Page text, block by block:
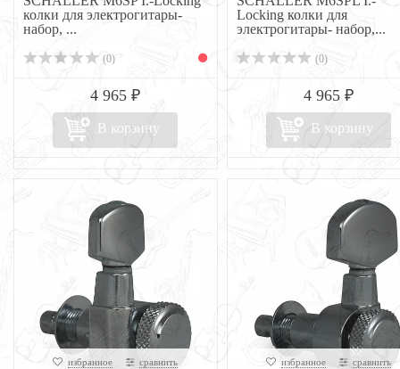
колки для электрогитары-
набор, ...
(0)
4 965 ₽
В корзину
Locking колки для
электрогитары- набор,...
(0)
4 965 ₽
В корзину
избранное сравнить избранное сравнить